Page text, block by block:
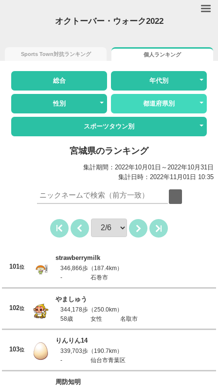
オクトーバー・ウォーク2022
Sports Town対抗ランキング 個人ランキング
総合 年代別
性別 都道府県別
スポーツタウン別
宮城県のランキング
集計期間：2022年10月01日～2022年10月31日
集計日時：2022年11月01日 10:35
101位
strawberrymilk
346,866歩（187.4km）
-
石巻市
102位
やましゅう
344,178歩（250.0km）
58歳
女性 名取市
103位
りんりん14
339,703歩（190.7km）
-
仙台市青葉区
周防知明